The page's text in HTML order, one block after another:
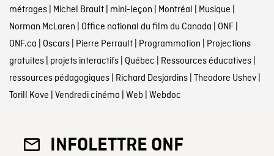
métrages| Michel Brault| mini-leçon | Montréal | Musique |
Norman McLaren | Office national du film du Canada | ONF|
ONF.ca | Oscars| Pierre Perrault| Programmation | Projections
gratuites| projets interactifs| Québec | Ressources éducatives|
ressources pédagogiques| Richard Desjardins| Theodore Ushev|
Torill Kove | Vendredi cinéma | Web | Webdoc
INFOLETTRE ONF